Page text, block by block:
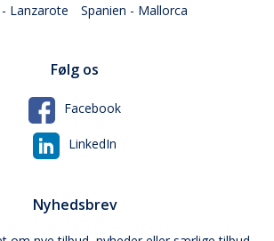
Lanzarote
Spanien - Mallorca
Følg os
Facebook
LinkedIn
Nyhedsbrev